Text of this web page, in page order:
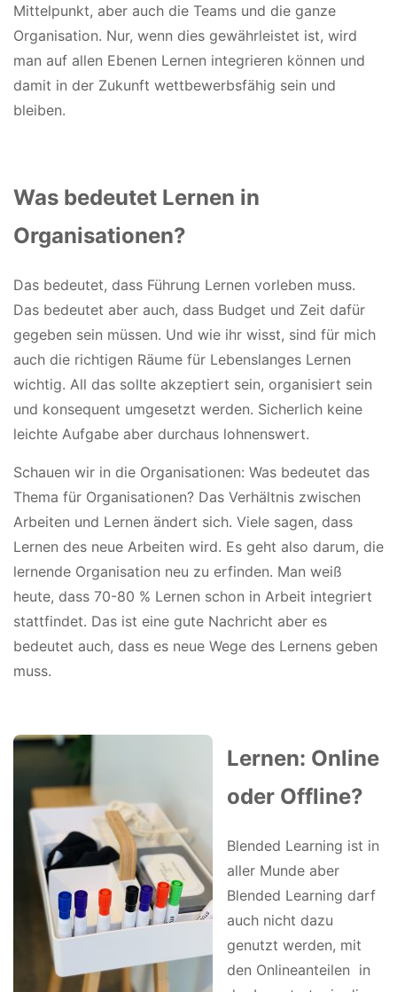
Mittelpunkt, aber auch die Teams und die ganze
Organisation. Nur, wenn dies gewährleistet ist, wird
man auf allen Ebenen Lernen integrieren können und
damit in der Zukunft wettbewerbsfähig sein und
bleiben.
Was bedeutet Lernen in
Organisationen?
Das bedeutet, dass Führung Lernen vorleben muss.
Das bedeutet aber auch, dass Budget und Zeit dafür
gegeben sein müssen. Und wie ihr wisst, sind für mich
auch die richtigen Räume für Lebenslanges Lernen
wichtig. All das sollte akzeptiert sein, organisiert sein
und konsequent umgesetzt werden. Sicherlich keine
leichte Aufgabe aber durchaus lohnenswert.
Schauen wir in die Organisationen: Was bedeutet das
Thema für Organisationen? Das Verhältnis zwischen
Arbeiten und Lernen ändert sich. Viele sagen, dass
Lernen des neue Arbeiten wird. Es geht also darum, die
lernende Organisation neu zu erfinden. Man weiß
heute, dass 70-80 % Lernen schon in Arbeit integriert
stattfindet. Das ist eine gute Nachricht aber es
bedeutet auch, dass es neue Wege des Lernens geben
muss.
Lernen: Online
oder Offline?
Blended Learning ist in
aller Munde aber
Blended Learning darf
auch nicht dazu
genutzt werden, mit
den Onlineanteilen in